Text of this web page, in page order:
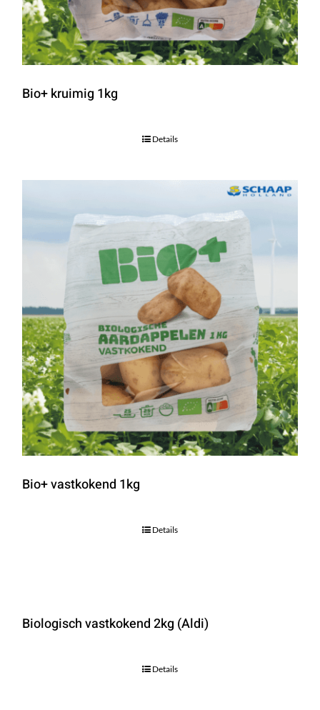
Bio+ kruimig 1kg
Details
Bio+ vastkokend 1kg
Details
Biologisch vastkokend 2kg (Aldi)
Details